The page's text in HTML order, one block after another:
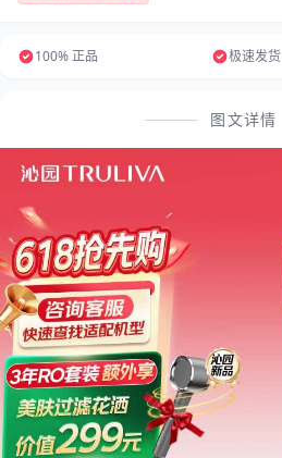
100% 正品 极速发货
图文详情